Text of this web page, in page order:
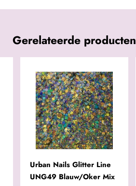
Gerelateerde producten
Urban Nails Glitter Line
UNG49 Blauw/Oker Mix